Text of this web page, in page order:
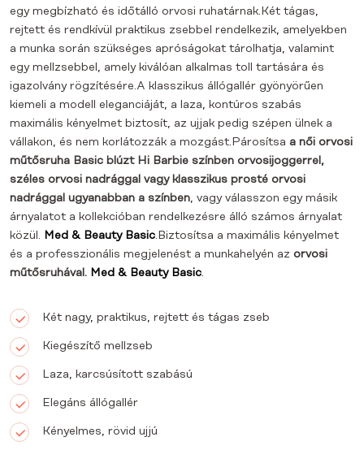
egy megbízható és időtálló orvosi ruhatárnak.Két tágas,
rejtett és rendkívül praktikus zsebbel rendelkezik, amelyekben
a munka során szükséges apróságokat tárolhatja, valamint
egy mellzsebbel, amely kiválóan alkalmas toll tartására és
igazolvány rögzítésére.A klasszikus állógallér gyönyörűen
kiemeli a modell eleganciáját, a laza, kontúros szabás
maximális kényelmet biztosít, az ujjak pedig szépen ülnek a
vállakon, és nem korlátozzák a mozgást.Párosítsa a női orvosi
műtősruha Basic blúzt Hi Barbie színben orvosijoggerrel,
széles orvosi nadrággal vagy klasszikus prosté orvosi
nadrággal ugyanabban a színben, vagy válasszon egy másik
árnyalatot a kollekcióban rendelkezésre álló számos árnyalat
közül. Med & Beauty Basic.Biztosítsa a maximális kényelmet
és a professzionális megjelenést a munkahelyén az orvosi
műtősruhával. Med & Beauty Basic.
Két nagy, praktikus, rejtett és tágas zseb
Kiegészítő mellzseb
Laza, karcsúsított szabású
Elegáns állógallér
Kényelmes, rövid ujjú